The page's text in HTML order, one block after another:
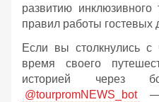
развитию инклюзивного
правил работы гостевых
Если вы столкнулись
время своего
историей через
@tourpromNEWS_bot
—